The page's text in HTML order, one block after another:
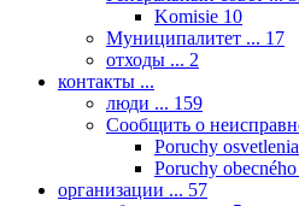
Komisie 10
Муниципалитет ... 17
отходы ... 2
контакты ...
люди ... 159
Сообщить о
Poruchy osvetlenia
Poruchy
организации ... 57